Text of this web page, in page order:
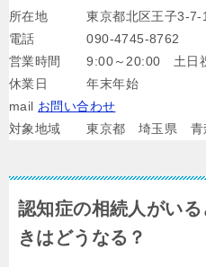
所在地 東京都北区王子3-7-
電話 090-4745-8762
営業時間 9:00～20:00 土日祝
休業日 年末年始
mail お問い合わせ
対象地域 東京都 埼玉県 青
認知症の相続人がい
きはどうなる？